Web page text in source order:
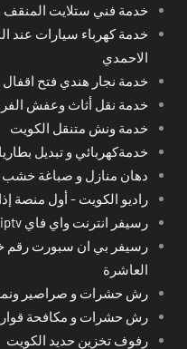
خدمة فني ستلايت
خدمة كهرباء سيارات عند
الاحمدي
خدمة نجار هندي فتح
خدمة نقل أثاث وعفش
خدمة ونش متنقل الكويت
خدمةكهربائي و تبديل
دهان منازل و صباغة خشب
راديو الكويت - أول منصة
رسيفر انترنت واي فاي iptv خدمة فني ستلايت المنقف
رسيفر بي ان سبورت رقم
العاشرة
رش حشرات و صراصير
رش حشرات و مكافحة
رفوف تخزين حديد الكويت